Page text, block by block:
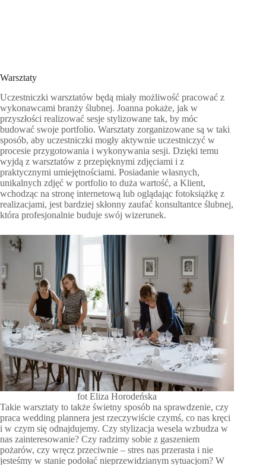
Warsztaty
Uczestniczki warsztatów będą miały możliwość pracować z
wykonawcami branży ślubnej. Joanna pokaże, jak w
przyszłości realizować sesje stylizowane tak, by móc
budować swoje portfolio. Warsztaty zorganizowane są w taki
sposób, aby uczestniczki mogły aktywnie uczestniczyć w
procesie przygotowania i wykonywania sesji. Dzięki temu
wyjdą z warsztatów z przepięknymi zdjęciami i z
praktycznymi umiejętnościami. Posiadanie własnych,
unikalnych zdjęć w portfolio to duża wartość, a Klient,
wchodząc na stronę internetową lub oglądając fotoksiążkę z
realizacjami, jest bardziej skłonny zaufać konsultantce ślubnej,
która profesjonalnie buduje swój wizerunek.
fot Eliza Horodeńska
Takie warsztaty to także świetny sposób na sprawdzenie, czy
praca wedding plannera jest rzeczywiście czymś, co nas kręci
i w czym się odnajdujemy. Czy stylizacja wesela wzbudza w
nas zainteresowanie? Czy radzimy sobie z gaszeniem
pożarów, czy wręcz przeciwnie – stres nas przerasta i nie
jesteśmy w stanie podołać nieprzewidzianym sytuacjom? W